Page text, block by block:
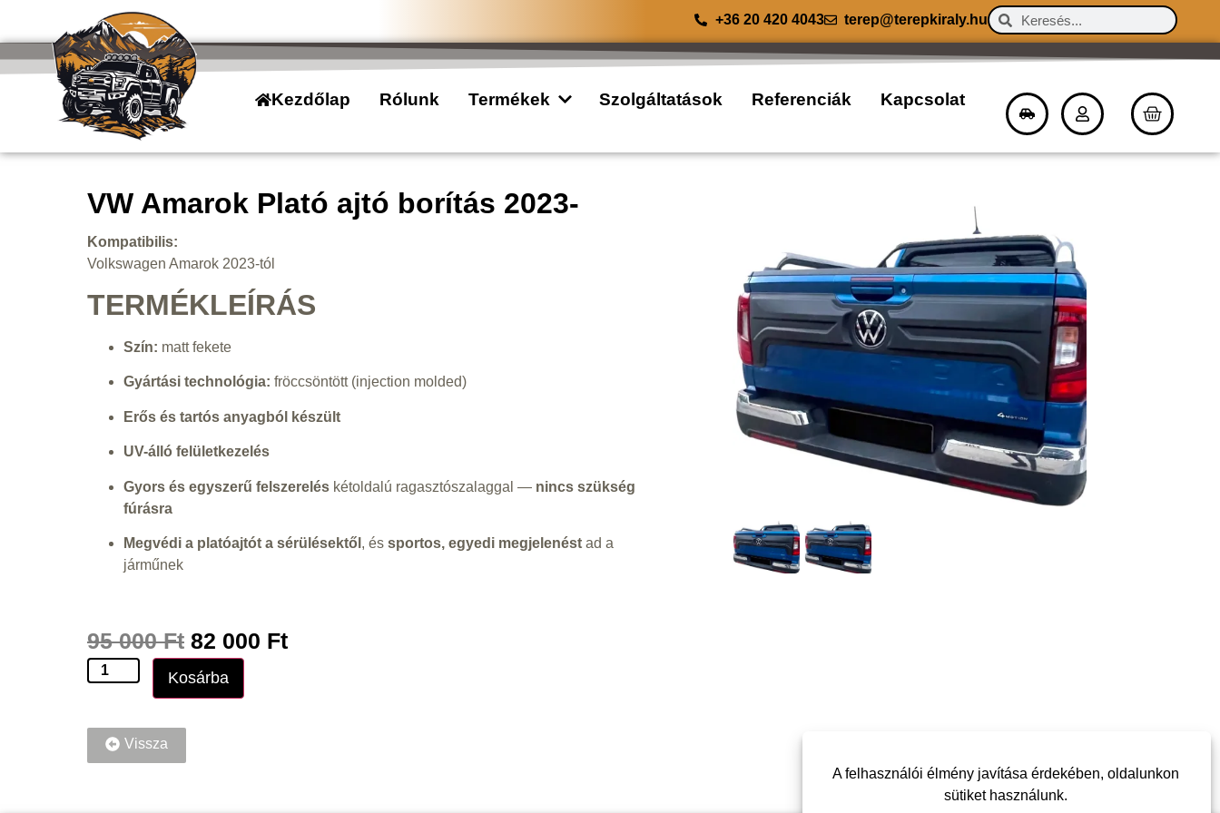
A felhasználói élmény javítása érdekében, oldalunkon
sütiket használunk.
+36 20 420 4043 terep@terepkiraly.hu
Kezdőlap Rólunk Termékek Szolgáltatások Referenciák Kapcsolat
VW Amarok Plató ajtó borítás 2023-
Kompatibilis:
Volkswagen Amarok 2023-tól
TERMÉKLEÍRÁS
Szín: matt fekete
Gyártási technológia: fröccsöntött (injection molded)
Erős és tartós anyagból készült
UV-álló felületkezelés
Gyors és egyszerű felszerelés kétoldalú ragasztószalaggal — nincs szükség
fúrásra
Megvédi a platóajtót a sérülésektől , és sportos, egyedi megjelenést ad a
járműnek
95 000Ft 82 000 Ft
Kosárba
Vissza